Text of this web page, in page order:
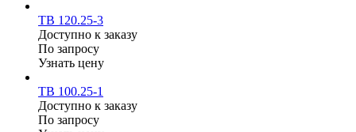
ТВ 120.25-3
Доступно к заказу
По запросу
Узнать цену
ТВ 100.25-1
Доступно к заказу
По запросу